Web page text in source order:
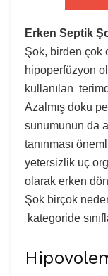
Erken Septik
Şok, birden çok
hipoperfüzyon
kullanılan
Azalmış doku
sunumunun da
tanınması
yetersizlik uç
olarak erken
Şok birçok
kategoride